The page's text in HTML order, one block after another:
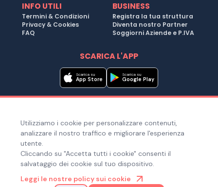
INFO UTILI
Termini & Condizioni
Privacy & Cookies
FAQ
BUSINESS
Registra la tua struttura
Diventa nostro Partner
Soggiorni Aziende e P.IVA
SCARICA L'APP
Scarica su
App Store
Scarica su
Google Play
Hai bisogno di aiuto ?
Laura Bassi Veratti 1, 40137, Bologna (BO), Italia | Cod. Fiscale
Utilizziamo i cookie per personalizzare contenuti,
analizzare il nostro traffico e migliorare l'esperienza
utente.
Cliccando su "Accetta tutti i cookie" consenti il
salvataggio dei cookie sul tuo dispositivo.
Leggi le nostre policy sui cookie